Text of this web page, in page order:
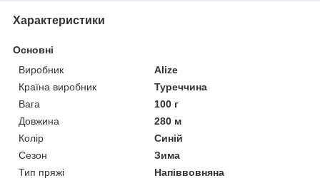
Характеристики
Основні
Виробник
Alize
Країна виробник
Туреччина
Вага
100 г
Довжина
280 м
Колір
Синій
Сезон
Зима
Тип пряжі
Напіввовняна